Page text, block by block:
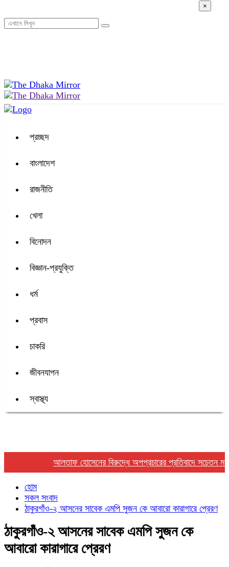
০৯:৩১ পূর্বাহ্ন, বৃহস্পতিবার, ০৬ অগাস্ট ২০২৬, ২২ শ্রাবণ ১৪৩৩ বঙ্গাব্দ
প্রচ্ছদ
বাংলাদেশ
রাজনীতি
খেলা
বিনোদন
বিজ্ঞান-প্রযুক্তি
ধর্ম
প্রবাস
চাকরি
জীবনযাপন
স্বাস্থ্য
আলতাফ হোসেনের বিরুদ্ধে অপপ্রচারের প্রতিবাদে সচেতন মহলের
×
হোম
সকল সংবাদ
ঠাকুরগাঁও-২ আসনের সাবেক এমপি সুজন কে আবারো কারাগারে প্রেরণ
ঠাকুরগাঁও-২ আসনের সাবেক এমপি সুজন কে
আবারো কারাগারে প্রেরণ